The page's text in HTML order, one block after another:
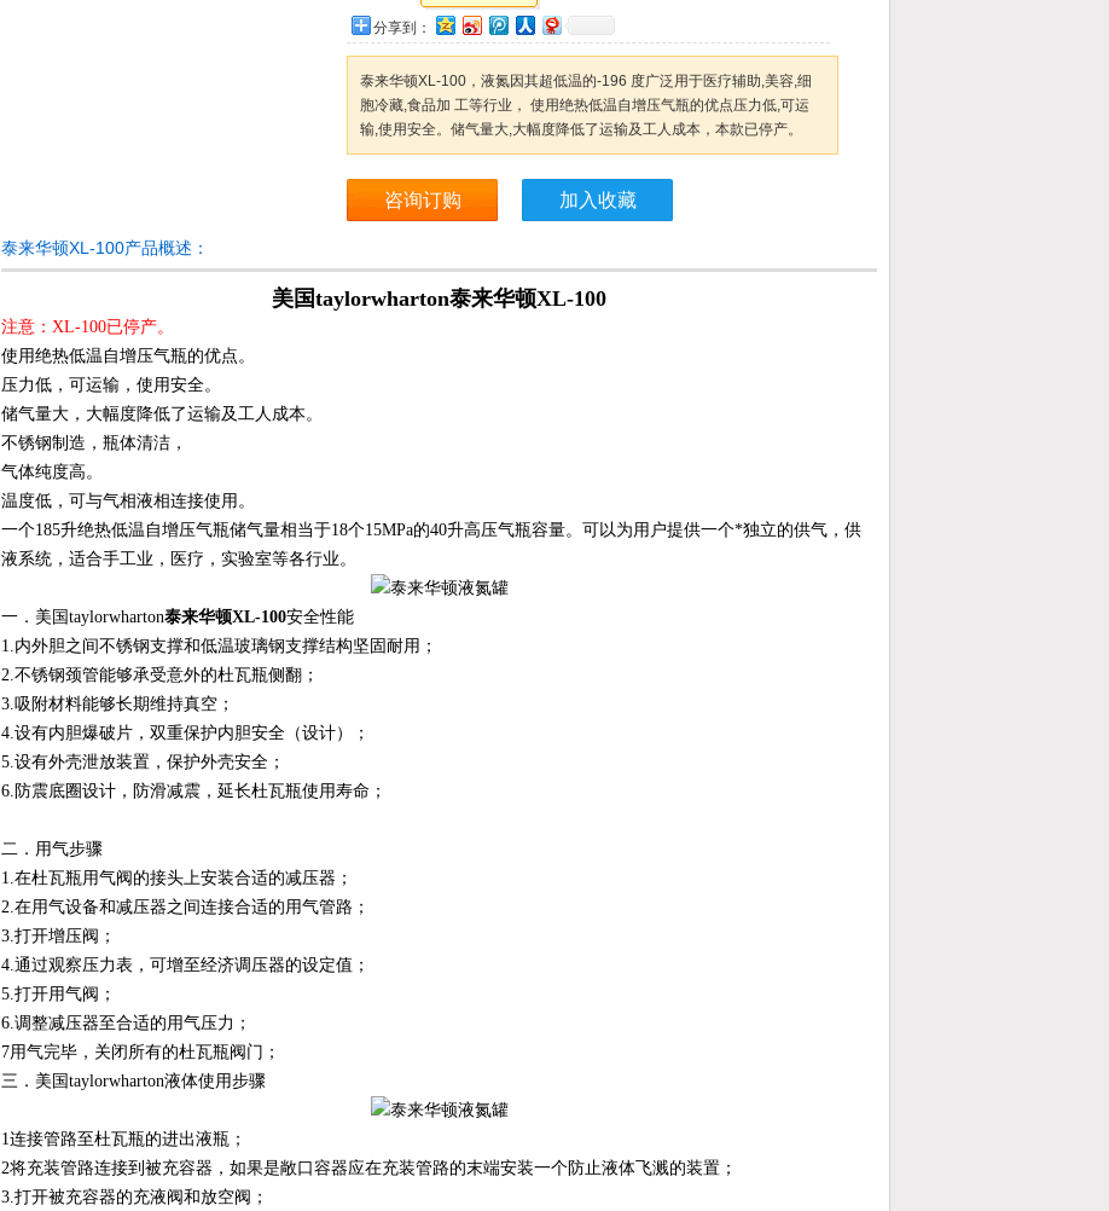
分享到：
泰来华顿XL-100，液氮因其超低温的-196 度广泛用于医疗辅助,美容,细
胞冷藏,食品加 工等行业， 使用绝热低温自增压气瓶的优点压力低,可运
输,使用安全。储气量大,大幅度降低了运输及工人成本，本款已停产。
咨询订购 加入收藏
泰来华顿XL-100产品概述：
美国taylorwharton泰来华顿XL-100
注意：XL-100已停产。
使用绝热低温自增压气瓶的优点。
压力低，可运输，使用安全。
储气量大，大幅度降低了运输及工人成本。
不锈钢制造，瓶体清洁，
气体纯度高。
温度低，可与气相液相连接使用。
一个185升绝热低温自增压气瓶储气量相当于18个15MPa的40升高压气瓶容量。可以为用户提供一个*独立的供气，供
液系统，适合手工业，医疗，实验室等各行业。
一．美国taylorwharton泰来华顿XL-100安全性能
1.内外胆之间不锈钢支撑和低温玻璃钢支撑结构坚固耐用；
2.不锈钢颈管能够承受意外的杜瓦瓶侧翻；
3.吸附材料能够长期维持真空；
4.设有内胆爆破片，双重保护内胆安全（设计）；
5.设有外壳泄放装置，保护外壳安全；
6.防震底圈设计，防滑减震，延长杜瓦瓶使用寿命；
二．用气步骤
1.在杜瓦瓶用气阀的接头上安装合适的减压器；
2.在用气设备和减压器之间连接合适的用气管路；
3.打开增压阀；
4.通过观察压力表，可增至经济调压器的设定值；
5.打开用气阀；
6.调整减压器至合适的用气压力；
7用气完毕，关闭所有的杜瓦瓶阀门；
三．美国taylorwharton液体使用步骤
1连接管路至杜瓦瓶的进出液瓶；
2将充装管路连接到被充容器，如果是敞口容器应在充装管路的末端安装一个防止液体飞溅的装置；
3.打开被充容器的充液阀和放空阀；